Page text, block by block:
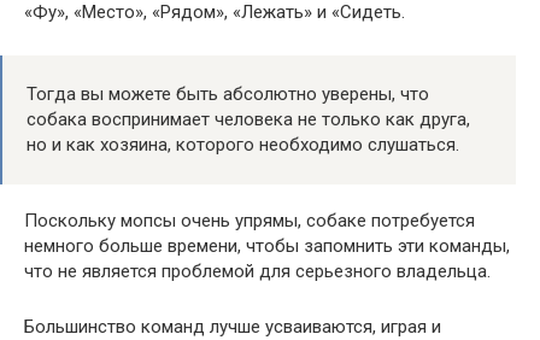
«Фу», «Место», «Рядом», «Лежать» и «Сидеть.
Тогда вы можете быть абсолютно уверены, что
собака воспринимает человека не только как друга,
но и как хозяина, которого необходимо слушаться.
Поскольку мопсы очень упрямы, собаке потребуется
немного больше времени, чтобы запомнить эти команды,
что не является проблемой для серьезного владельца.
Большинство команд лучше усваиваются, играя и